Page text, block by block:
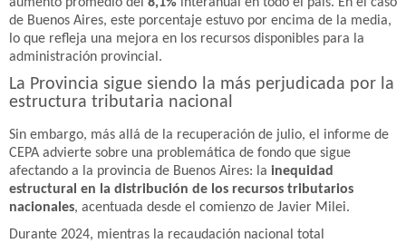
de Buenos Aires, este porcentaje estuvo por encima de la media,
lo que refleja una mejora en los recursos disponibles para la
administración provincial.
La Provincia sigue siendo la más perjudicada por la
estructura tributaria nacional
Sin embargo, más allá de la recuperación de julio, el informe de
CEPA advierte sobre una problemática de fondo que sigue
afectando a la provincia de Buenos Aires: la inequidad
estructural en la distribución de los recursos tributarios
nacionales, acentuada desde el comienzo de Javier Milei.
Durante 2024, mientras la recaudación nacional total